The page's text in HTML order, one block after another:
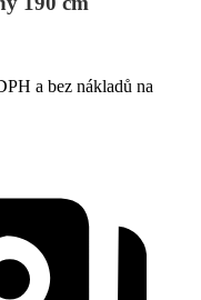
a bez nákladů na